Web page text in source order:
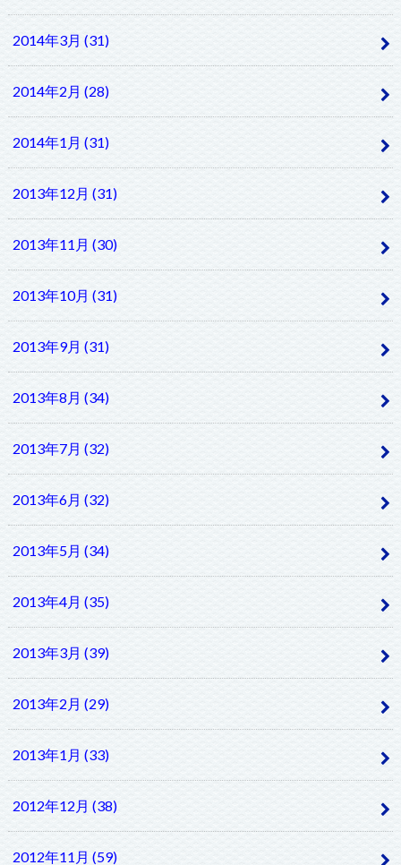
2014年3月 (31)
2014年2月 (28)
2014年1月 (31)
2013年12月 (31)
2013年11月 (30)
2013年10月 (31)
2013年9月 (31)
2013年8月 (34)
2013年7月 (32)
2013年6月 (32)
2013年5月 (34)
2013年4月 (35)
2013年3月 (39)
2013年2月 (29)
2013年1月 (33)
2012年12月 (38)
2012年11月 (59)